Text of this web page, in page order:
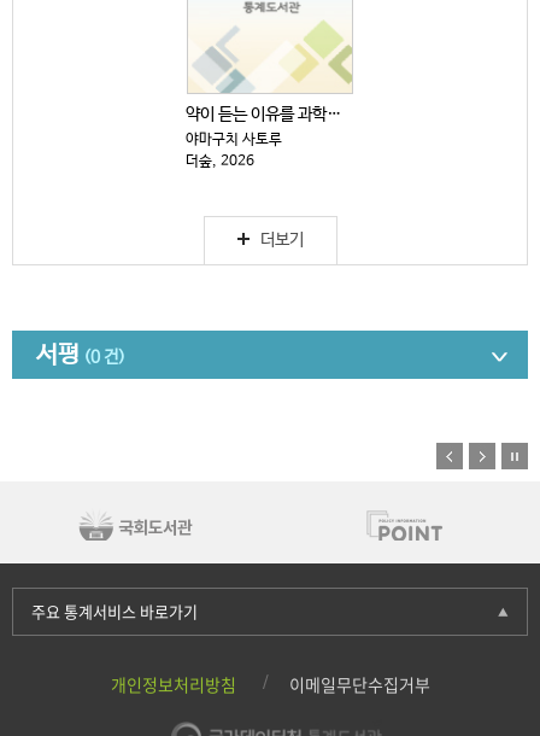
약이 듣는 이유를 과학으로 쉽게 설명했다
야마구치 사토루
더숲, 2026
더보기
서평 (0 건)
개인정보처리방침 이메일무단수집거부
주요 통계서비스 바로가기